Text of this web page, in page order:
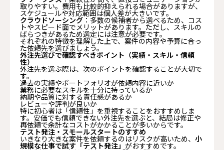
取りやすい。費用も比較的抑えられる場合がありますが、
スケジュールや対応範囲は個人差が大きいです。
クラウドソーシング ：多数の候補者から選べるため、コス
トやスピード面でメリットがあります。ただし、スキルの
ばらつきがあるため選定には注意が必要です。
それぞれの特徴を理解した上で、案件の内容や予算に合っ
た依頼先を選びましょう。
外注先選びで確認すべきポイント（実績・スキル・信頼
性）
外注先を選ぶ際は、次のポイントを確認することが大切で
す。
過去の実績やポートフォリオが依頼内容に近いか
業務に必要なスキルを十分に持っているか
納期や品質に対する責任感があるか
レビューや評判が良いか
特に初心者は「信頼性」を重視することをおすすめしま
す。安価でも信頼できない外注先を選ぶと、結局は修正や
再依頼で余計なコストがかかることが多いからです。
テスト発注・スモールスタートのすすめ
いきなり大きな案件を依頼するのはリスクが高いため、 小
規模な仕事で試す「テスト発注」 がおすすめです。